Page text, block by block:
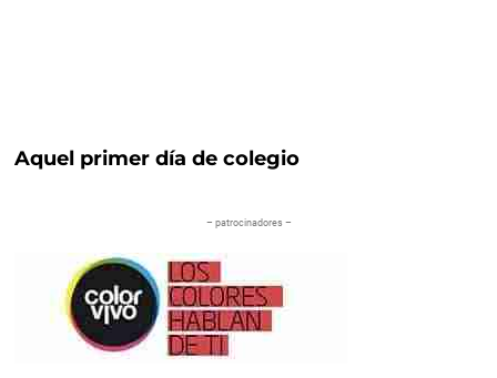
Aquel primer día de colegio
– patrocinadores –